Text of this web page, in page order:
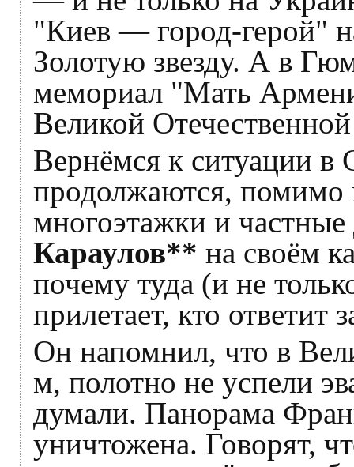
"Киев — город-герой"
Золотую звезду. А в
мемориал "Мать
Великой
Вернёмся к ситуации в
продолжаются, помимо
многоэтажки и
Караулов** на своём
почему туда (и не
прилетает, кто ответит
Он напомнил, что в
м, полотно не успели
думали. Панорама
уничтожена. Говорят,